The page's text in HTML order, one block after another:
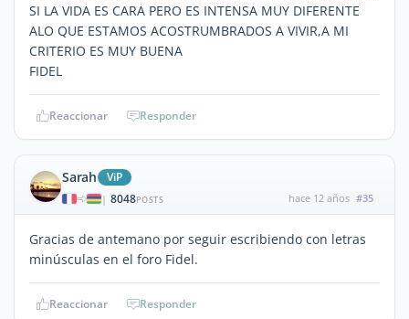
SI LA VIDA ES CARA PERO ES INTENSA MUY DIFERENTE
ALO QUE ESTAMOS ACOSTRUMBRADOS A VIVIR,A MI
CRITERIO ES MUY BUENA
FIDEL
Reaccionar Responder
Sarah ViP
| 8048POSTS hace 12 años #35
Gracias de antemano por seguir escribiendo con letras
minúsculas en el foro Fidel.
Reaccionar Responder